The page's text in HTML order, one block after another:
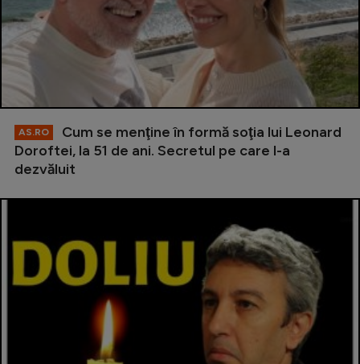
AS.RO
Cum se menţine în formă soţia lui Leonard
Doroftei, la 51 de ani. Secretul pe care l-a
dezvăluit